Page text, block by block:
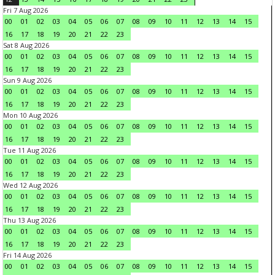
Fri 7 Aug 2026
00
01 02 03 04 05 06 07 08 09 10 11 12 13 14
15
16
17 18 19 20 21 22
23
Sat 8 Aug 2026
00
01 02 03 04 05 06 07 08 09 10 11 12 13 14
15
16
17 18 19 20 21 22
23
Sun 9 Aug 2026
00
01 02 03 04 05 06 07 08 09 10 11 12 13 14
15
16
17 18 19 20 21 22
23
Mon 10 Aug 2026
00
01 02 03 04 05 06 07 08 09 10 11 12 13 14
15
16
17 18 19 20 21 22
23
Tue 11 Aug 2026
00
01 02 03 04 05 06 07 08 09 10 11 12 13 14
15
16
17 18 19 20 21 22
23
Wed 12 Aug 2026
00
01 02 03 04 05 06 07 08 09 10 11 12 13 14
15
16
17 18 19 20 21 22
23
Thu 13 Aug 2026
00
01 02 03 04 05 06 07 08 09 10 11 12 13 14
15
16
17 18 19 20 21 22
23
Fri 14 Aug 2026
00
01 02 03 04 05 06 07 08 09 10 11 12 13 14
15